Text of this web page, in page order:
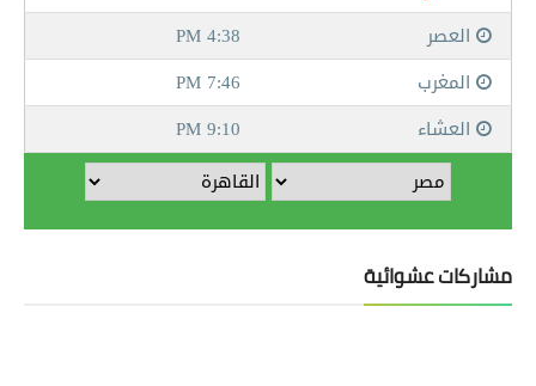
مشاركات عشوائية